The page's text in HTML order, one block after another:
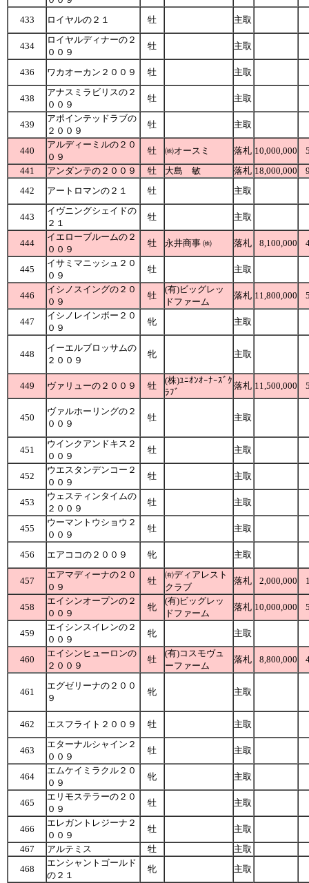
433
ロイヤルの２１ 牡 主取
434
ロイヤルディナーの２
００９
牡 主取
436 ワカオーカン２００９ 牡 主取
438
アナスミラビリスの２
００９
牡 主取
439
アポインテッドラブの
２００９
牡 主取
440
アルディーミルの２０
０９
牡 ㈱オースミ 落札 10,000,000
441
アンダンテの２００９ 牡 大島 敏 落札 18,000,000
442
アートロマンの２１ 牡 主取
443
イヴニングシェイドの
２１
牡 主取
444
イエローブルームの２
００９
牡 永井商事 ㈱ 落札 8,100,000
445
イサミマニッシュ２０
０９
牡 主取
446
イシノスイングの２０
０９
牡
(有)ビッグレッ
ドファーム
落札 11,800,000
447
イシノレインボー２０
０９
牝 主取
448
イーエルブロッサムの
２００９
牝 主取
449 ヴァリューの２００９ 牡
(株)ﾕﾆｵﾝｵｰﾅｰｽﾞｸ
ﾗﾌﾞ
落札 11,500,000
450
ヴァルホーリングの２
００９
牡 主取
451
ウインクアンドキス２
００９
牡 主取
452
ウエスタンデンコー２
００９
牡 主取
453
ウェスティンタイムの
２００９
牡 主取
455
ウーマントウショウ２
００９
牡 主取
456 エアココの２００９ 牝 主取
457
エアマディーナの２０
０９
牡
㈲ディアレスト
クラブ
落札 2,000,000
458
エイシンオープンの２
００９
牝
(有)ビッグレッ
ドファーム
落札 10,000,000
459
エイシンスイレンの２
００９
牝 主取
460
エイシンヒューロンの
２００９
牡
(有)コスモヴュ
ーファーム
落札 8,800,000
461
エグゼリーナの２００
９
牝 主取
462 エスフライト２００９ 牡 主取
463
エターナルシャイン２
００９
牡 主取
464
エムケイミラクル２０
０９
牝 主取
465
エリモステラーの２０
０９
牡 主取
466
エレガントレジーナ２
００９
牡
主取
467
アルテミス 牡
主取
468
エンシャントゴールド
の２１
牝 主取